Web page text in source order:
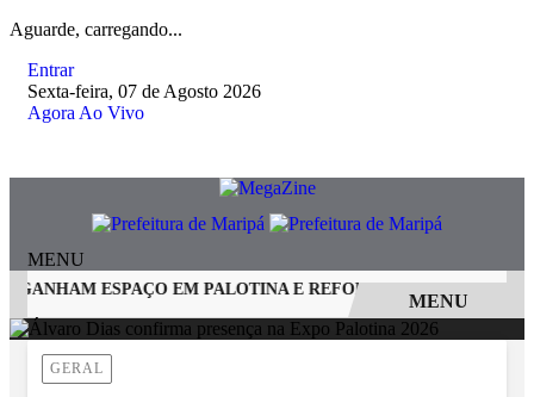
Aguarde, carregando...
Entrar
Sexta-feira, 07 de Agosto 2026
Agora Ao Vivo
MENU
ESPAÇO EM PALOTINA E REFORÇAM SEGURANÇA
MENU
GERAL